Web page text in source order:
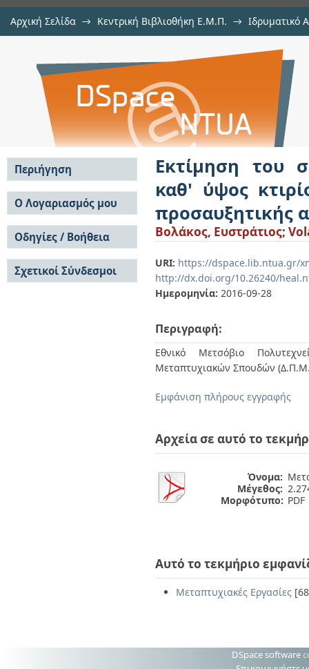
Αρχική Σελίδα → Κεντρική Βιβλιοθήκη Ε.Μ.Π. → Ιδρυματικό
Εκτίμηση του συντελεστή
Ο.Σ. με την μέθοδο της
Εκτίμηση του
καθ' ύψος
προσαυξητικής
Βολάκος, Ευστράτιος;
URI: https://dspace.lib.ntua.gr/
http://dx.doi.org/10.26240/
Ημερομηνία: 2016-09-28
Περιγραφή:
Εθνικό Μετσόβιο
Μεταπτυχιακών Σπουδών
Εμφάνιση πλήρους εγγραφής
Αρχεία σε αυτό το
Όνομα:
Μέγεθος:
Μορφότυπο: PDF
Αυτό το τεκμήριο
Μεταπτυχιακές Εργασίες
Περιήγηση
Σε όλο το DSpace
Κοινότητες & Συλλογές
Ανά Ημερομηνία
Έκδοσης
Συγγραφείς
Τίτλοι
Θέματα
Ο Λογαριασμός μου
Σύνδεση
Εγγραφή
Οδηγίες / Βοήθεια
Οδηγίες Υποβολής
Οδηγίες Χρήσης ΙΑ
Συχνές Ερωτήσεις
Σχετικοί Σύνδεσμοι
DSpace software